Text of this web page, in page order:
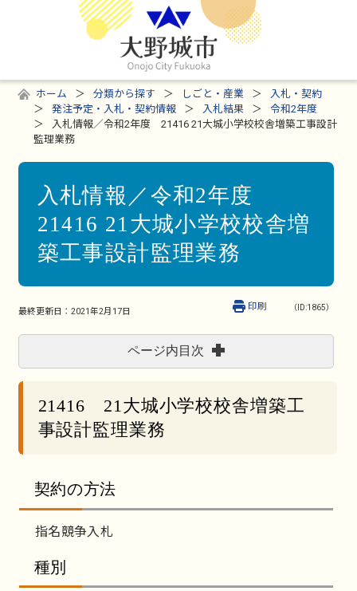
ホーム 分類から探す しごと・産業
入札・契約
発注予定・入札・契約情報
入札結果
令和2年度
入札情報／令和2年度 21416 21大城小学校校舎増築工事設計
監理業務
入札情報／令和2年度
21416 21大城小学校校舎増
築工事設計監理業務
最終更新日： 2021年2月17日 （ID:1865）
印刷
ページ内目次
21416 21大城小学校校舎増築工
事設計監理業務
契約の方法
指名競争入札
種別